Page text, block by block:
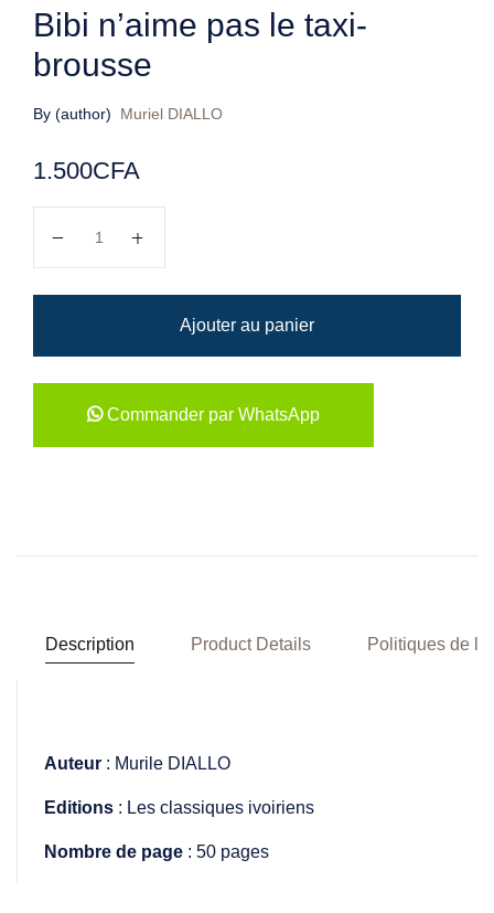
Bibi n’aime pas le taxi-
brousse
By (author) Muriel DIALLO
1.500CFA
Ajouter au panier
Commander par WhatsApp
Description Product Details Politiques de la
Auteur : Murile DIALLO
Editions : Les classiques ivoiriens
Nombre de page : 50 pages